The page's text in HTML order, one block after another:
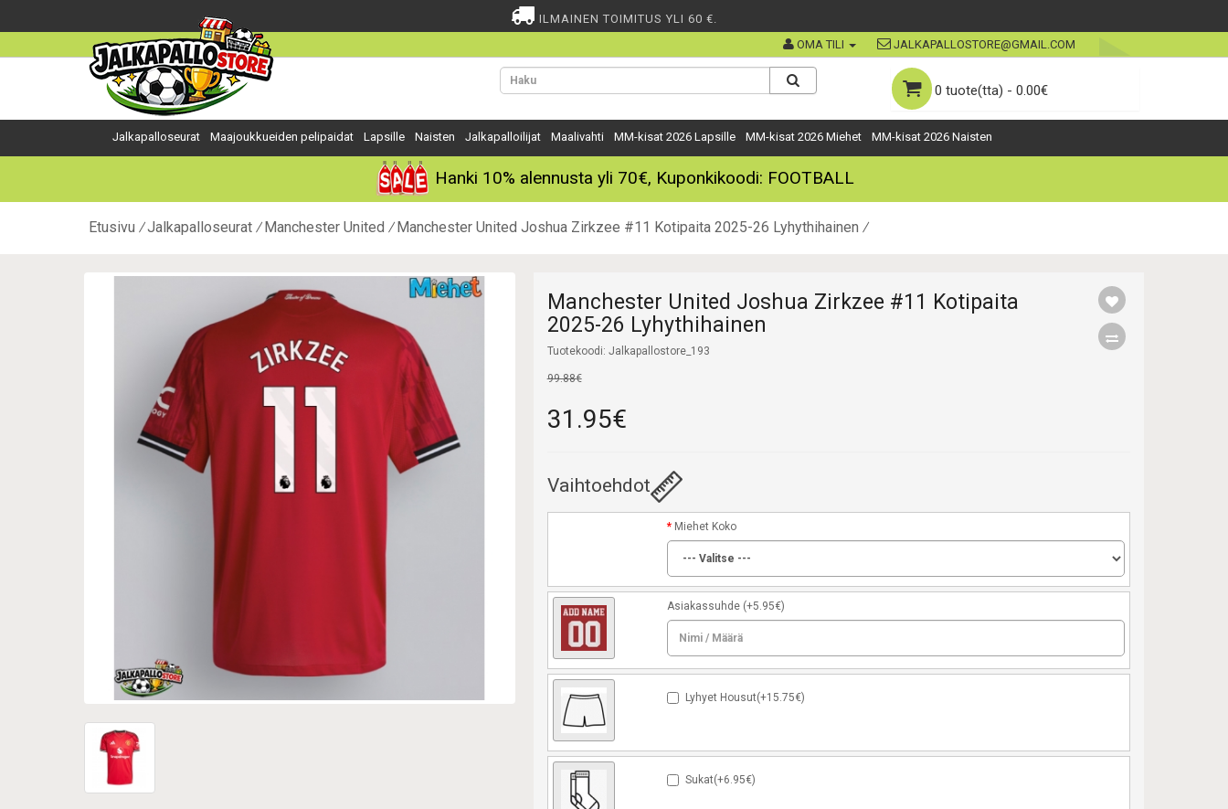
ILMAINEN TOIMITUS YLI 60 €.
OMA TILI
JALKAPALLOSTORE@GMAIL.COM
0 tuote(tta) - 0.00€
Jalkapalloseurat Maajoukkueiden pelipaidat Lapsille Naisten Jalkapalloilijat Maalivahti MM-kisat 2026 Lapsille MM-kisat 2026 Miehet MM-kisat 2026 Naisten
Hanki 10% alennusta yli 70€, Kuponkikoodi: FOOTBALL
Etusivu Jalkapalloseurat Manchester United Manchester United Joshua Zirkzee #11 Kotipaita 2025-26 Lyhythihainen
Manchester United Joshua Zirkzee #11 Kotipaita
2025-26 Lyhythihainen
Tuotekoodi: Jalkapallostore_193
99.88€
31.95€
Vaihtoehdot
Miehet Koko
Asiakassuhde(+5.95€)
Lyhyet Housut(+15.75€)
Sukat(+6.95€)